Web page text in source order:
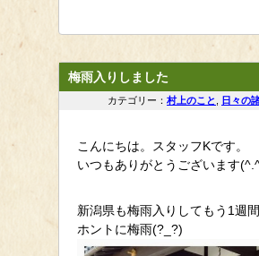
梅雨入りしました
カテゴリー： 村上のこと 日々の
こんにちは。スタッフKです。
いつもありがとうございます
新潟県も梅雨入りしてもう1週
ホントに梅雨(?_?)